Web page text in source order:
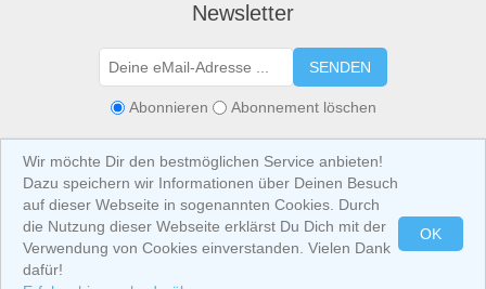
Newsletter
SENDEN
Abonnieren Abonnement löschen
Copyright © 2026 IBIZA at Home. Alle Rechte vorbehalten.Alle Preise sind
Wir möchte Dir den bestmöglichen Service anbieten!
Dazu speichern wir Informationen über Deinen Besuch
auf dieser Webseite in sogenannten Cookies. Durch
die Nutzung dieser Webseite erklärst Du Dich mit der
Verwendung von Cookies einverstanden. Vielen Dank
dafür!
OK